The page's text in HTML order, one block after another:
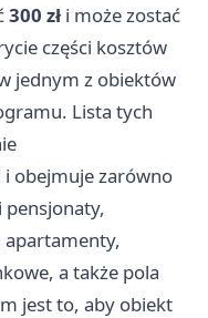
300 zł i może zostać
części kosztów
jednym z obiektów
Lista tych
obejmuje zarówno
a także pola
jest to, aby obiekt